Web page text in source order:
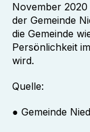
November
der Gemeinde
die Gemeinde
Persönlichkeit
wird.
Quelle:
● Gemeinde